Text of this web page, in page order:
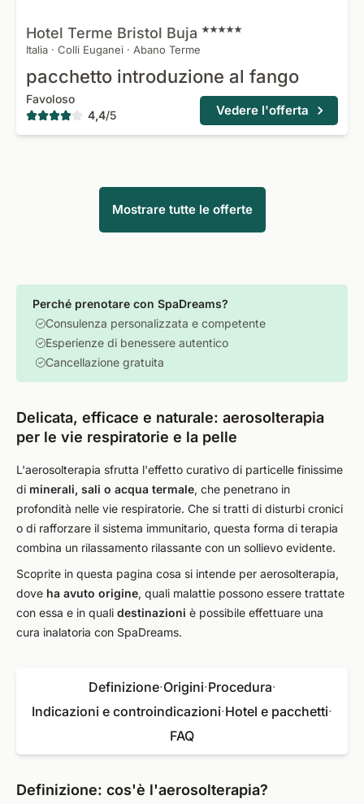
Hotel Terme Bristol Buja
Italia · Colli Euganei · Abano Terme
pacchetto introduzione al fango
Favoloso
4,4/5 Vedere l'offerta
Mostrare tutte le offerte
Perché prenotare con SpaDreams?
Consulenza personalizzata e competente
Esperienze di benessere autentico
Cancellazione gratuita
Delicata, efficace e naturale: aerosolterapia
per le vie respiratorie e la pelle
L'aerosolterapia sfrutta l'effetto curativo di particelle finissime
di minerali, sali o acqua termale, che penetrano in
profondità nelle vie respiratorie. Che si tratti di disturbi cronici
o di rafforzare il sistema immunitario, questa forma di terapia
combina un rilassamento rilassante con un sollievo evidente.
Scoprite in questa pagina cosa si intende per aerosolterapia,
dove ha avuto origine, quali malattie possono essere trattate
con essa e in quali destinazioni è possibile effettuare una
cura inalatoria con SpaDreams.
Definizione·Origini·Procedura·
Indicazioni e controindicazioni·Hotel e pacchetti·
FAQ
Definizione: cos'è l'aerosolterapia?